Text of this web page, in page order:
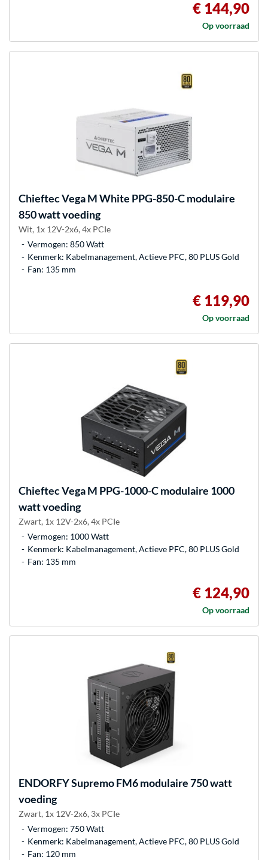
€ 144,90
Op voorraad
ChieftecVega M White PPG-850-C modulaire
850 watt voeding
Wit, 1x 12V-2x6, 4x PCIe
Vermogen: 850 Watt
Kenmerk: Kabelmanagement, Actieve PFC, 80 PLUS Gold
Fan: 135 mm
€ 119,90
Op voorraad
ChieftecVega M PPG-1000-C modulaire 1000
watt voeding
Zwart, 1x 12V-2x6, 4x PCIe
Vermogen: 1000 Watt
Kenmerk: Kabelmanagement, Actieve PFC, 80 PLUS Gold
Fan: 135 mm
€ 124,90
Op voorraad
ENDORFYSupremo FM6 modulaire 750 watt
voeding
Zwart, 1x 12V-2x6, 3x PCIe
Vermogen: 750 Watt
Kenmerk: Kabelmanagement, Actieve PFC, 80 PLUS Gold
Fan: 120 mm